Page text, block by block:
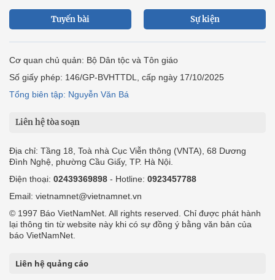
Tuyến bài Sự kiện
Cơ quan chủ quản: Bộ Dân tộc và Tôn giáo
Số giấy phép: 146/GP-BVHTTDL, cấp ngày 17/10/2025
Tổng biên tập: Nguyễn Văn Bá
Liên hệ tòa soạn
Địa chỉ: Tầng 18, Toà nhà Cục Viễn thông (VNTA), 68 Dương
Đình Nghệ, phường Cầu Giấy, TP. Hà Nội.
Điện thoại: 02439369898 - Hotline: 0923457788
Email: vietnamnet@vietnamnet.vn
© 1997 Báo VietNamNet. All rights reserved. Chỉ được phát hành
lại thông tin từ website này khi có sự đồng ý bằng văn bản của
báo VietNamNet.
Liên hệ quảng cáo